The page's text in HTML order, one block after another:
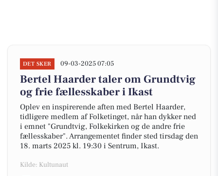
DET SKER 09-03-2025 07:05
Bertel Haarder taler om Grundtvig
og frie fællesskaber i Ikast
Oplev en inspirerende aften med Bertel Haarder,
tidligere medlem af Folketinget, når han dykker ned
i emnet "Grundtvig, Folkekirken og de andre frie
fællesskaber". Arrangementet finder sted tirsdag den
18. marts 2025 kl. 19:30 i Sentrum, Ikast.
Kilde: Kultunaut